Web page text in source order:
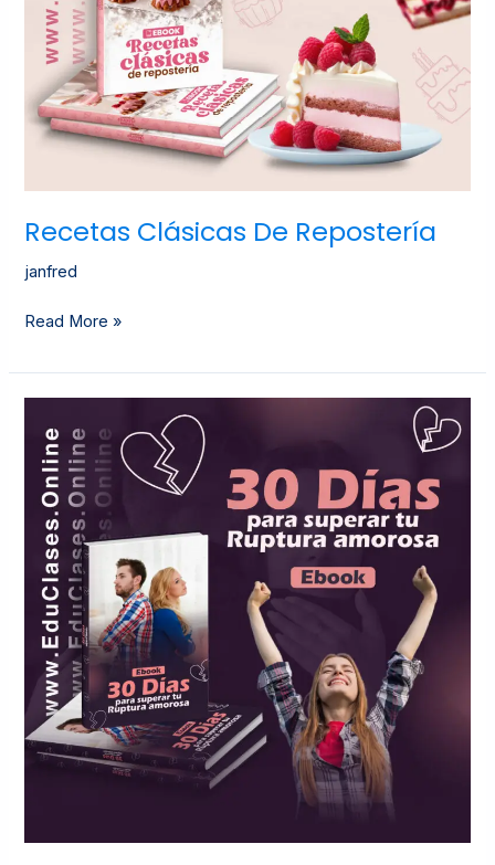
Recetas Clásicas De Repostería
janfred
Read More »
Días
Para
Superar
Ruptura
Amorosa